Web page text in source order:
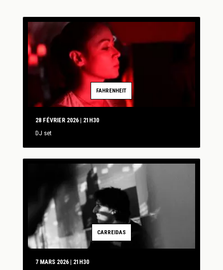
FAHRENHEIT
28 FÉVRIER 2026 | 21H30
DJ set
CARREIDAS
7 MARS 2026 | 21H30